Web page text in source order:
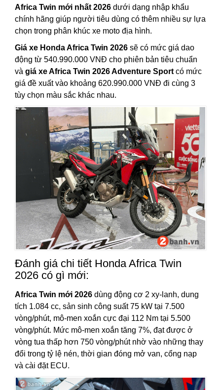
Africa Twin mới nhất 2026 dưới dạng nhập khẩu
chính hãng giúp người tiêu dùng có thêm nhiều sự lựa
chọn trong phân khúc xe moto địa hình.
Giá xe Honda Africa Twin 2026 sẽ có mức giá dao
động từ 540.990.000 VNĐ cho phiên bản tiêu chuẩn
và giá xe Africa Twin 2026 Adventure Sport có mức
giá đề xuất vào khoảng 620.990.000 VNĐ đi cùng 3
tùy chọn màu sắc khác nhau.
Đánh giá chi tiết Honda Africa Twin
2026 có gì mới:
Africa Twin mới 2026 dùng động cơ 2 xy-lanh, dung
tích 1.084 cc, sản sinh công suất 75 kW tại 7.500
vòng/phút, mô-men xoắn cực đại 112 Nm tại 5.500
vòng/phút. Mức mô-men xoắn tăng 7%, đạt được ở
vòng tua thấp hơn 750 vòng/phút nhờ vào những thay
đổi trong tỷ lệ nén, thời gian đóng mở van, cổng nạp
và cài đặt ECU.